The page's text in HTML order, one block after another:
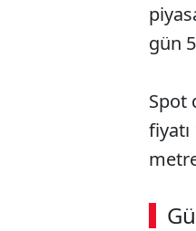
gün
Spot